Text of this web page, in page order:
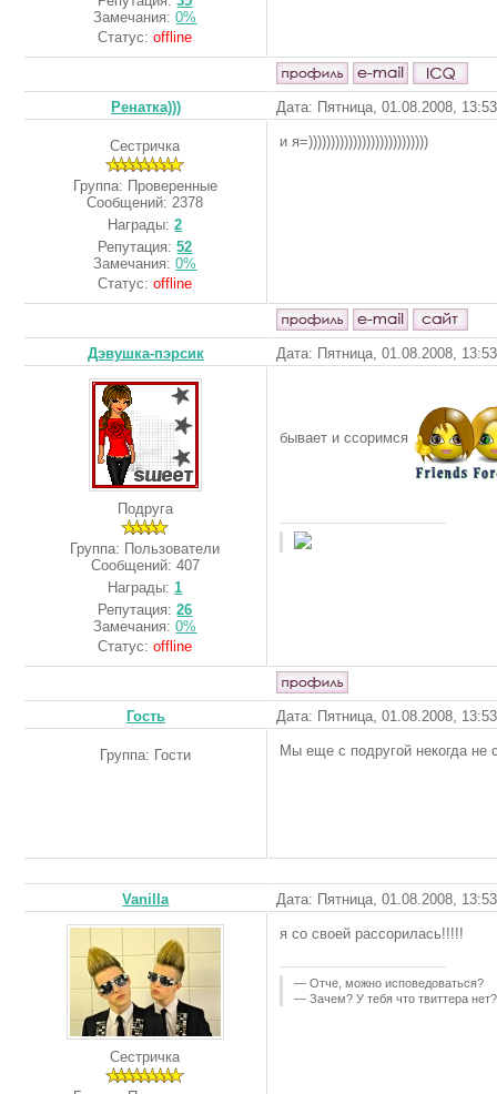
Замечания:0%
Статус:offline
Ренатка))) Дата: Пятница, 01.08.2008,
Сестричка
Группа: Проверенные
Сообщений: 2378
Награды:2
Репутация:52
Замечания:0%
Статус:offline
и я=)))))))))))))))))))))))))))
Дэвушка-пэрсик Дата: Пятница, 01.08.2008,
Подруга
Группа: Пользователи
Сообщений: 407
Награды: 1
Репутация:26
Замечания:0%
Статус:offline
бывает и ссоримся
Гость Дата: Пятница, 01.08.2008,
Группа: Гости Мы еще с подругой некогда не
Vanilla Дата: Пятница, 01.08.2008,
Сестричка
я со своей рассорилась!!!!!
— Отче, можно исповедоваться?
— Зачем? У тебя что твиттера нет?